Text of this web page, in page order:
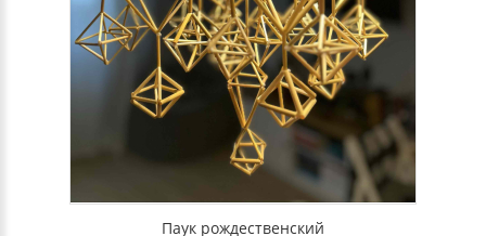
Паук рождественский